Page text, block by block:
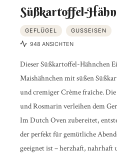
Süßkartoffel-
GEFLÜGEL GUSSEISEN
948 ANSICHTEN
Dieser Süßkartoffel-Hähnchen
Maishähnchen mit süßen
und cremiger Crème fraîche.
und Rosmarin verleihen dem
Im Dutch Oven zubereitet,
der perfekt für gemütliche
geeignet ist – herzhaft, nahrhaft